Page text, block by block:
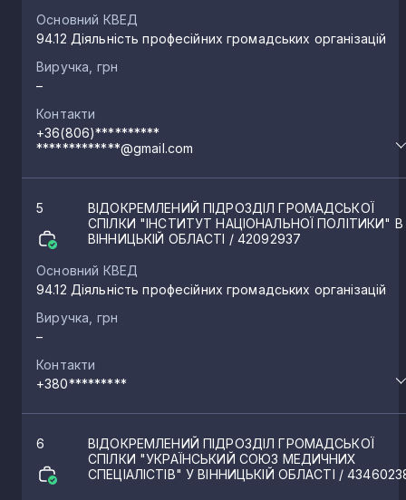
Основний КВЕД
94.12 Діяльність професійних громадських організацій
Виручка, грн
–
Контакти
+36(806)**********
*************@gmail.com
5
ВІДОКРЕМЛЕНИЙ ПІДРОЗДІЛ ГРОМАДСЬКОЇ
СПІЛКИ "ІНСТИТУТ НАЦІОНАЛЬНОЇ ПОЛІТИКИ" В
ВІННИЦЬКІЙ ОБЛАСТІ / 42092937
Основний КВЕД
94.12 Діяльність професійних громадських організацій
Виручка, грн
–
Контакти
+380*********
6
ВІДОКРЕМЛЕНИЙ ПІДРОЗДІЛ ГРОМАДСЬКОЇ
СПІЛКИ "УКРАЇНСЬКИЙ СОЮЗ МЕДИЧНИХ
СПЕЦІАЛІСТІВ" У ВІННИЦЬКІЙ ОБЛАСТІ /